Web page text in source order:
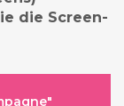
die Screen-